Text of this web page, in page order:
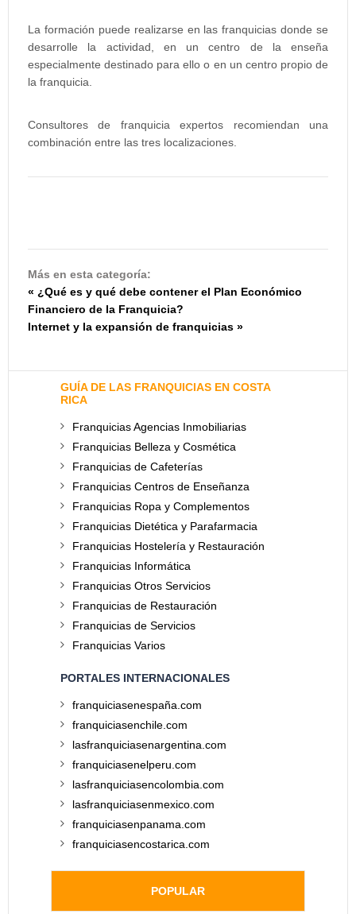
La formación puede realizarse en las franquicias donde se
desarrolle la actividad, en un centro de la enseña
especialmente destinado para ello o en un centro propio de
la franquicia.
Consultores de franquicia expertos recomiendan una
combinación entre las tres localizaciones.
Más en esta categoría:
« ¿Qué es y qué debe contener el Plan Económico
Financiero de la Franquicia?
Internet y la expansión de franquicias »
GUÍA DE LAS FRANQUICIAS EN COSTA
RICA
Franquicias Agencias Inmobiliarias
Franquicias Belleza y Cosmética
Franquicias de Cafeterías
Franquicias Centros de Enseñanza
Franquicias Ropa y Complementos
Franquicias Dietética y Parafarmacia
Franquicias Hostelería y Restauración
Franquicias Informática
Franquicias Otros Servicios
Franquicias de Restauración
Franquicias de Servicios
Franquicias Varios
PORTALES INTERNACIONALES
franquiciasenespaña.com
franquiciasenchile.com
lasfranquiciasenargentina.com
franquiciasenelperu.com
lasfranquiciasencolombia.com
lasfranquiciasenmexico.com
franquiciasenpanama.com
franquiciasencostarica.com
POPULAR